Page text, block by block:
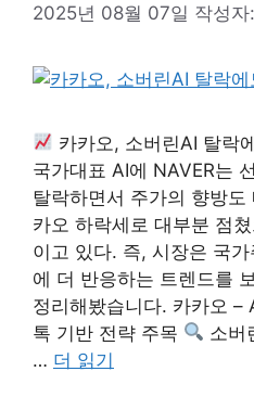
2025년 08월 07일 작성자:
카카오, 소버린AI 탈락
국가대표 AI에 NAVER는
탈락하면서 주가의 향방
카오 하락세로 대부분 점
이고 있다. 즉, 시장은 국
에 더 반응하는 트렌드를
정리해봤습니다. 카카오 –
톡 기반 전략 주목
소버
… 더 읽기